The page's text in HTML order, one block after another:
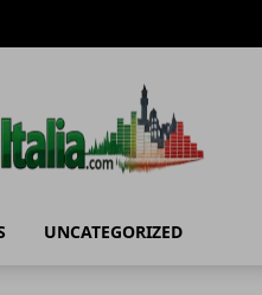
UNCATEGORIZED